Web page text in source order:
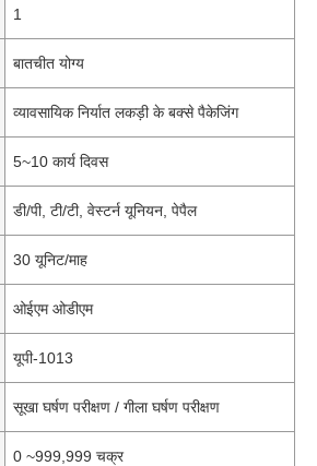
1
बातचीत योग्य
व्यावसायिक निर्यात लकड़ी के बक्से पैकेजिंग
5~10 कार्य दिवस
डी/पी, टी/टी, वेस्टर्न यूनियन, पेपैल
30 यूनिट/माह
ओईएम ओडीएम
यूपी-1013
सूखा घर्षण परीक्षण / गीला घर्षण परीक्षण
0 ~999,999 चक्र